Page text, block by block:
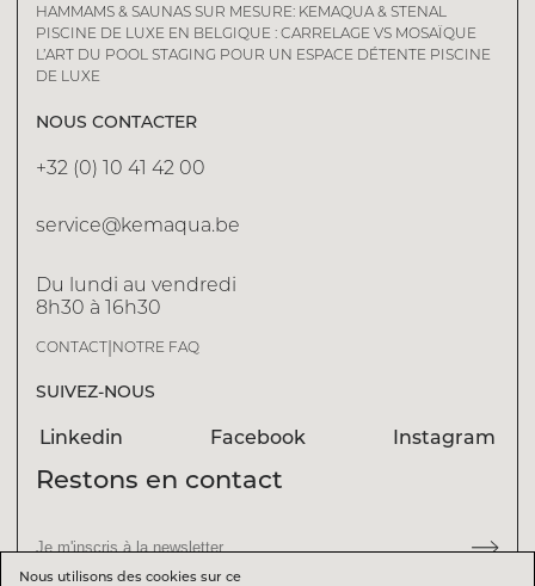
Nous utilisons des cookies sur ce
HAMMAMS & SAUNAS SUR MESURE: KEMAQUA & STENAL
PISCINE DE LUXE EN BELGIQUE : CARRELAGE VS MOSAÏQUE
L’ART DU POOL STAGING POUR UN ESPACE DÉTENTE PISCINE
DE LUXE
NOUS CONTACTER
+32 (0) 10 41 42 00
service@kemaqua.be
Du lundi au vendredi
8h30 à 16h30
CONTACT NOTRE FAQ
SUIVEZ-NOUS
Linkedin Facebook Instagram
Restons en contact
Nous utilisons des cookies sur ce